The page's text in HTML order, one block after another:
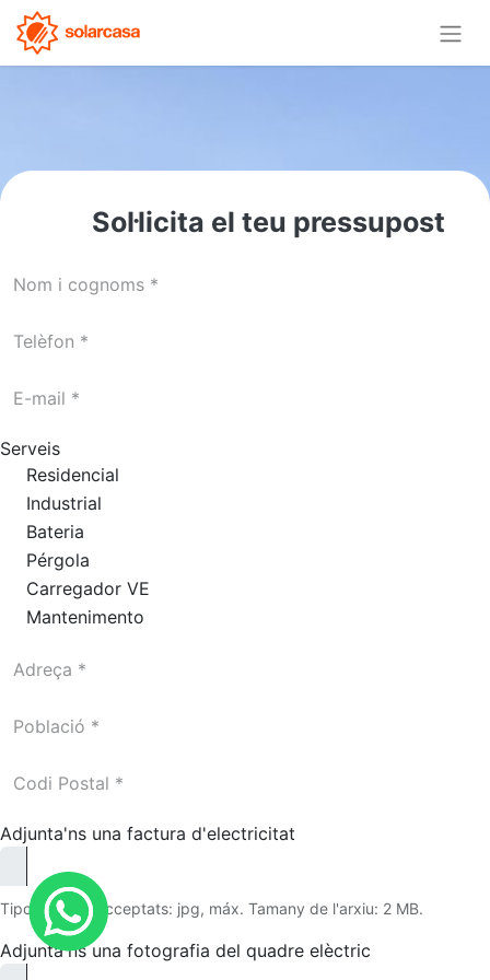
Sol·licita el teu pressupost
Serveis
Residencial
Industrial
Bateria
Pérgola
Carregador VE
Mantenimento
Adjunta'ns una factura d'electricitat
Tipo d'arxius acceptats: jpg, máx. Tamany de l'arxiu: 2 MB.
Adjunta'ns una fotografia del quadre elèctric